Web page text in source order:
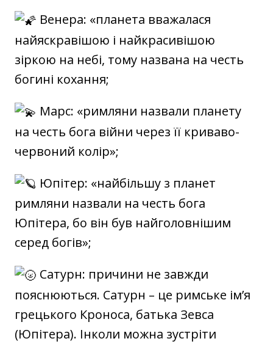
Венера: «планета вважалася
найяскравішою і найкрасивішою
зіркою на небі, тому названа на честь
богині кохання;
Марс: «римляни назвали планету
на честь бога війни через її криваво-
червоний колір»;
Юпітер: «найбільшу з планет
римляни назвали на честь бога
Юпітера, бо він був найголовнішим
серед богів»;
Сатурн: причини не завжди
пояснюються. Сатурн – це римське ім’я
грецького Кроноса, батька Зевса
(Юпітера). Інколи можна зустріти